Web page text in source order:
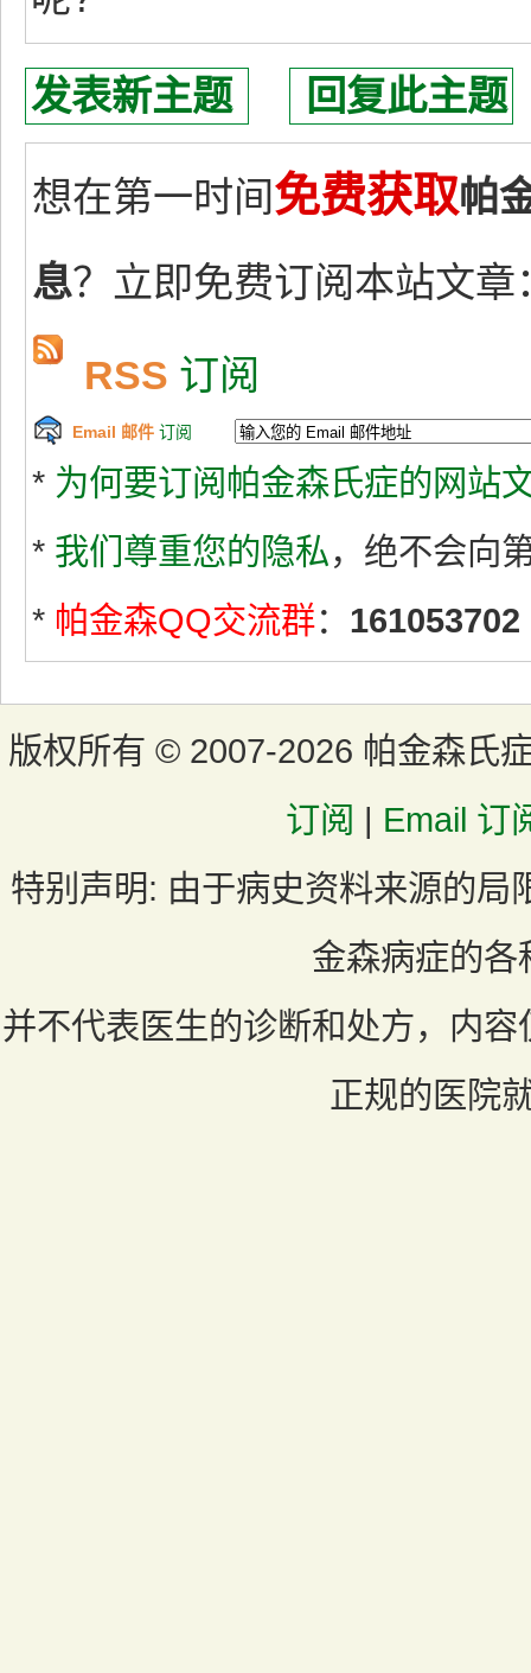
发表新主题 回复此主题
想在第一时间免费获取帕
息？立即免费订阅本站文章
RSS 订阅
Email 邮件 订阅
* 为何要订阅帕金森氏症的网站
* 我们尊重您的隐私，绝不会向
* 帕金森QQ交流群： 161053702
版权所有 © 2007-2026 帕金森氏
订阅 | Email 订
特别声明: 由于病史资料来源的局
金森病症的各
并不代表医生的诊断和处方，内
正规的医院